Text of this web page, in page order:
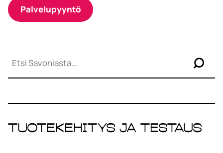
Palvelupyyntö
e
Tuotekehitys ja testaus